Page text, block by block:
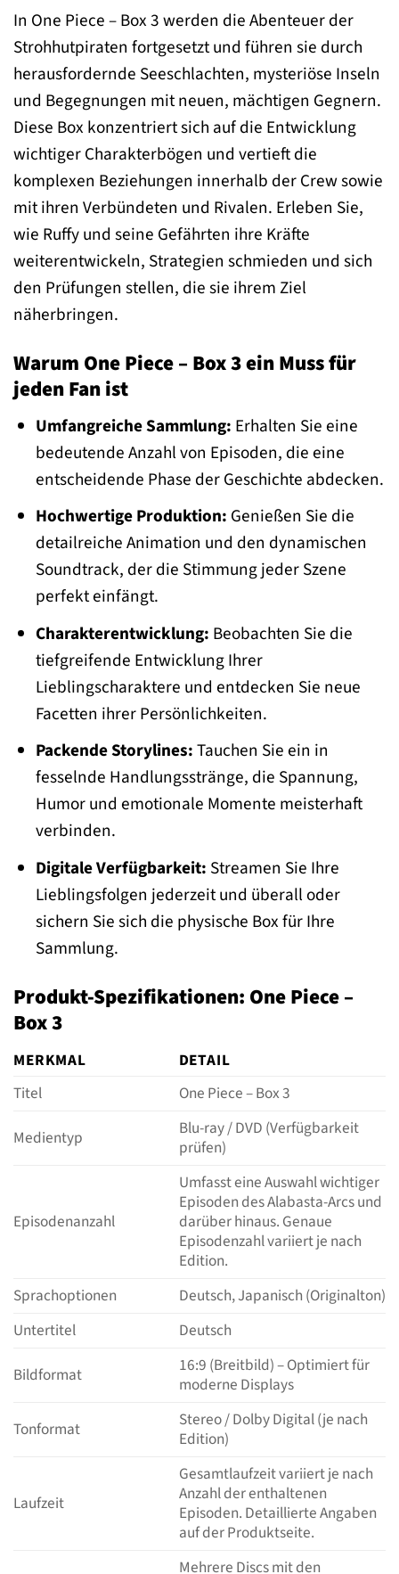
In One Piece – Box 3 werden die Abenteuer der
Strohhutpiraten fortgesetzt und führen sie durch
herausfordernde Seeschlachten, mysteriöse Inseln
und Begegnungen mit neuen, mächtigen Gegnern.
Diese Box konzentriert sich auf die Entwicklung
wichtiger Charakterbögen und vertieft die
komplexen Beziehungen innerhalb der Crew sowie
mit ihren Verbündeten und Rivalen. Erleben Sie,
wie Ruffy und seine Gefährten ihre Kräfte
weiterentwickeln, Strategien schmieden und sich
den Prüfungen stellen, die sie ihrem Ziel
näherbringen.
Warum One Piece – Box 3 ein Muss für
jeden Fan ist
Umfangreiche Sammlung: Erhalten Sie eine
bedeutende Anzahl von Episoden, die eine
entscheidende Phase der Geschichte abdecken.
Hochwertige Produktion: Genießen Sie die
detailreiche Animation und den dynamischen
Soundtrack, der die Stimmung jeder Szene
perfekt einfängt.
Charakterentwicklung: Beobachten Sie die
tiefgreifende Entwicklung Ihrer
Lieblingscharaktere und entdecken Sie neue
Facetten ihrer Persönlichkeiten.
Packende Storylines:Tauchen Sie ein in
fesselnde Handlungsstränge, die Spannung,
Humor und emotionale Momente meisterhaft
verbinden.
Digitale Verfügbarkeit: Streamen Sie Ihre
Lieblingsfolgen jederzeit und überall oder
sichern Sie sich die physische Box für Ihre
Sammlung.
Produkt-Spezifikationen: One Piece –
Box 3
MERKMAL
DETAIL
Titel
One Piece – Box 3
Medientyp
Blu-ray / DVD (Verfügbarkeit
prüfen)
Episodenanzahl
Umfasst eine Auswahl wichtiger
Episoden des Alabasta-Arcs und
darüber hinaus. Genaue
Episodenzahl variiert je nach
Edition.
Sprachoptionen
Deutsch, Japanisch (Originalton)
Untertitel
Deutsch
Bildformat
16:9 (Breitbild) – Optimiert für
moderne Displays
Tonformat
Stereo / Dolby Digital (je nach
Edition)
Laufzeit
Gesamtlaufzeit variiert je nach
Anzahl der enthaltenen
Episoden. Detaillierte Angaben
auf der Produktseite.
Mehrere Discs mit den